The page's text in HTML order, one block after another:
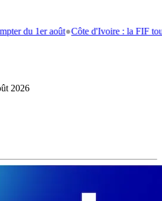
●Côte d'Ivoire : la FIF tourne la page
2026